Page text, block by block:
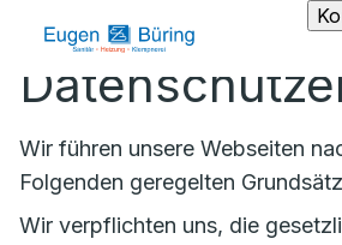
Wir führen unsere Webseiten
Folgenden geregelten
Wir verpflichten uns, die